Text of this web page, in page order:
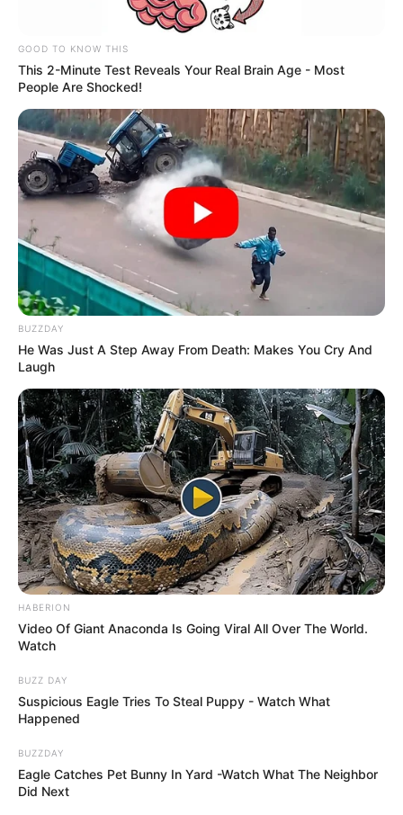
GOOD TO KNOW THIS
This 2-Minute Test Reveals Your Real Brain Age - Most
People Are Shocked!
BUZZDAY
He Was Just A Step Away From Death: Makes You Cry And
Laugh
HABERION
Video Of Giant Anaconda Is Going Viral All Over The World.
Watch
BUZZ DAY
Suspicious Eagle Tries To Steal Puppy - Watch What
Happened
BUZZDAY
Eagle Catches Pet Bunny In Yard -Watch What The Neighbor
Did Next